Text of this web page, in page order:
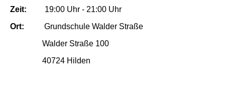
Zeit: 19:00 Uhr - 21:00 Uhr
Ort:
Grundschule Walder Straße
Walder Straße 100
40724 Hilden